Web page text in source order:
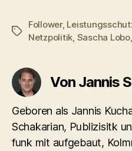
Schlagwörter
Follower,
Netzpolitik, Sascha Lobo
Von Jannis
Geboren als Jannis
Schakarian, Publizisitk
funk mit aufgebaut,